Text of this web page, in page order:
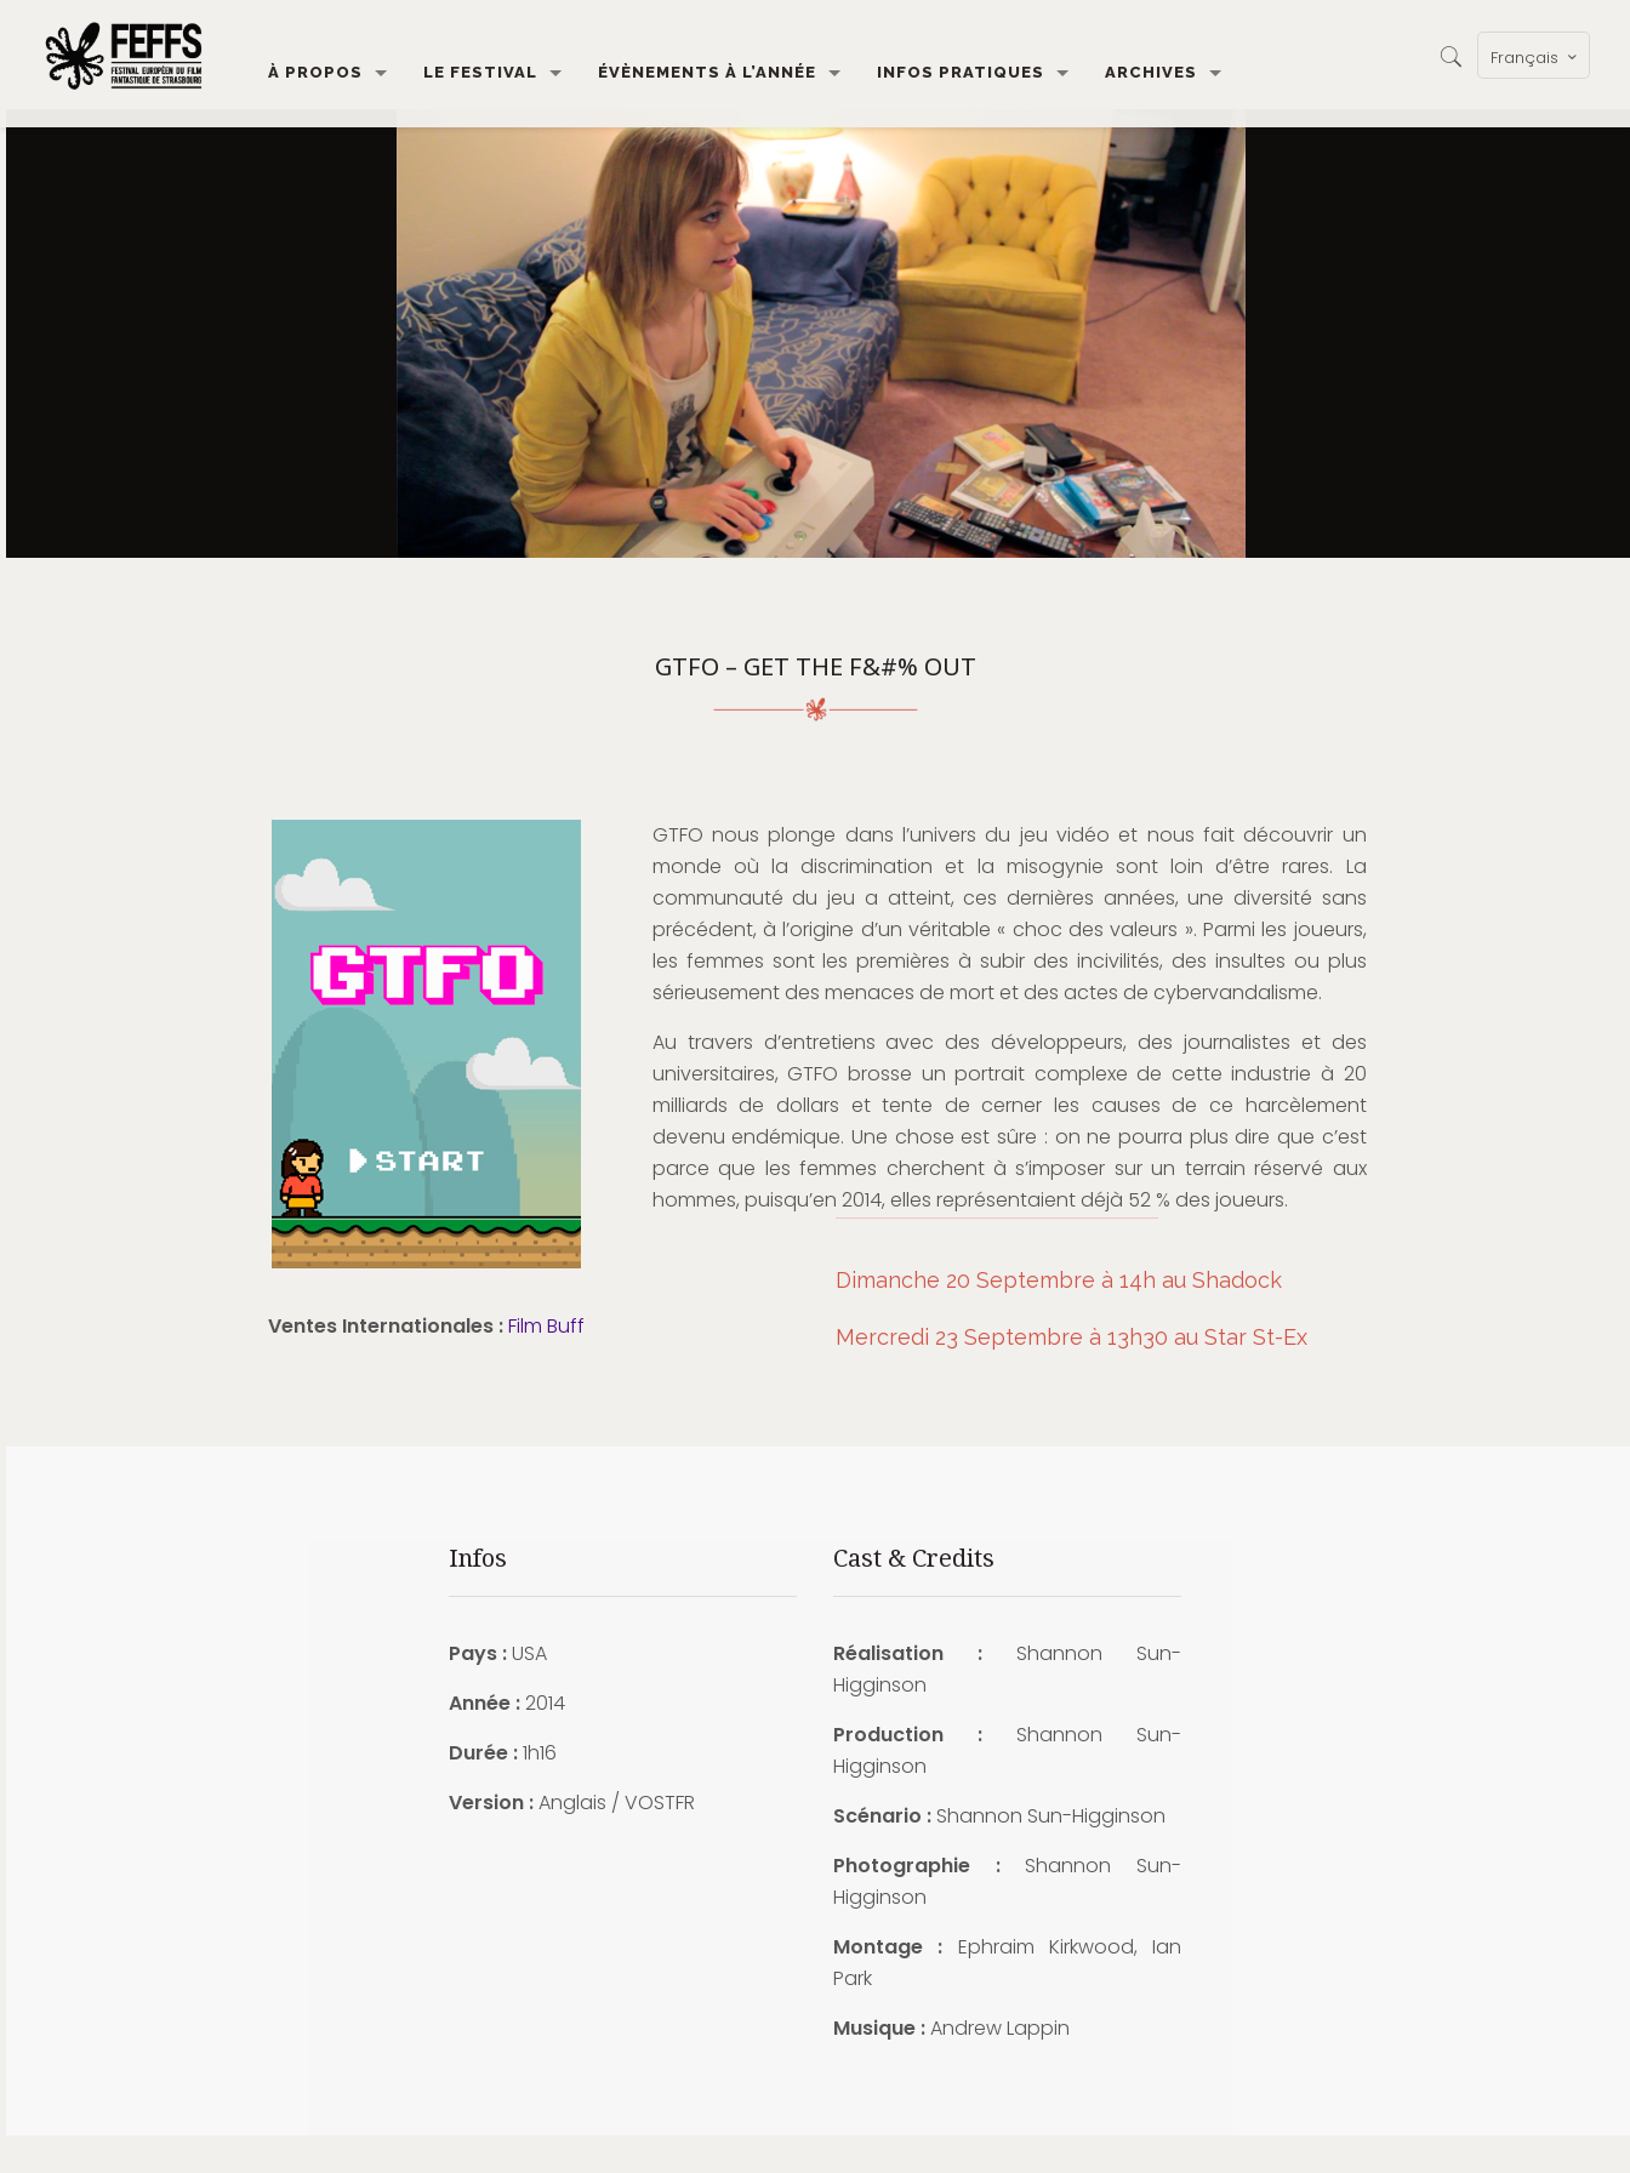
À PROPOS LE FESTIVAL ÉVÈNEMENTS À L’ANNÉE INFOS PRATIQUES ARCHIVES
Français
GTFO – GET THE F&#% OUT
Ventes Internationales :Film Buff
GTFO nous plonge dans l’univers du jeu vidéo et nous fait découvrir un
monde où la discrimination et la misogynie sont loin d’être rares. La
communauté du jeu a atteint, ces dernières années, une diversité sans
précédent, à l’origine d’un véritable « choc des valeurs ». Parmi les joueurs,
les femmes sont les premières à subir des incivilités, des insultes ou plus
sérieusement des menaces de mort et des actes de cybervandalisme.
Au travers d’entretiens avec des développeurs, des journalistes et des
universitaires, GTFO brosse un portrait complexe de cette industrie à 20
milliards de dollars et tente de cerner les causes de ce harcèlement
devenu endémique. Une chose est sûre : on ne pourra plus dire que c’est
parce que les femmes cherchent à s’imposer sur un terrain réservé aux
hommes, puisqu’en 2014, elles représentaient déjà 52 % des joueurs.
Dimanche 20 Septembre à 14h au Shadock
Mercredi 23 Septembre à 13h30 au Star St-Ex
Infos
Pays :USA
Année :2014
Durée :1h16
Version :Anglais / VOSTFR
Cast & Credits
Réalisation : Shannon Sun-
Higginson
Production : Shannon Sun-
Higginson
Scénario : Shannon Sun-Higginson
Photographie : Shannon Sun-
Higginson
Montage : Ephraim Kirkwood, Ian
Park
Musique :Andrew Lappin